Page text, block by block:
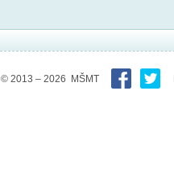
© 2013 – 2026 MŠMT